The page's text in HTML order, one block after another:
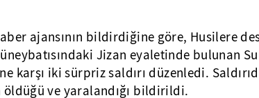
ajansının bildirdiğine göre, Husilere
Jizan eyaletinde bulunan
karşı iki sürpriz saldırı düzenledi.
öldüğü ve yaralandığı bildirildi.